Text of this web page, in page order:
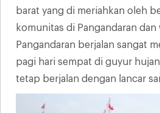
barat yang di meriahkan oleh
komunitas di Pangandaran dan
Pangandaran berjalan sangat
pagi hari sempat di guyur
tetap berjalan dengan lancar